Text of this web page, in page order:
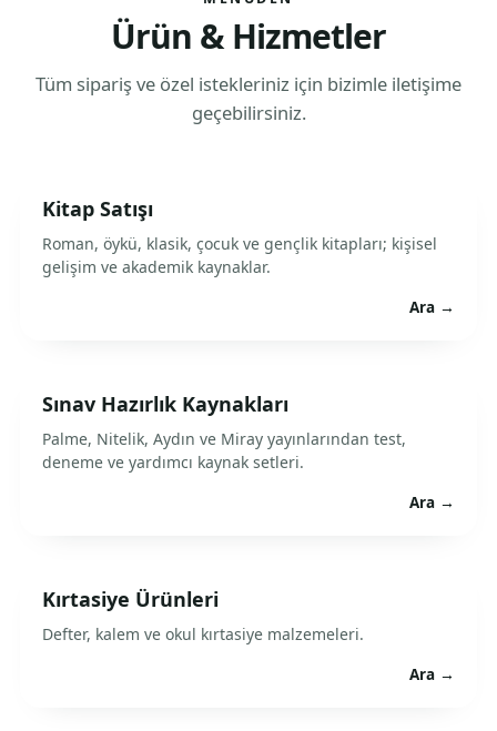
Ürün & Hizmetler
Tüm sipariş ve özel istekleriniz için bizimle iletişime
geçebilirsiniz.
Kitap Satışı
Roman, öykü, klasik, çocuk ve gençlik kitapları; kişisel
gelişim ve akademik kaynaklar.
Ara →
Sınav Hazırlık Kaynakları
Palme, Nitelik, Aydın ve Miray yayınlarından test,
deneme ve yardımcı kaynak setleri.
Ara →
Kırtasiye Ürünleri
Defter, kalem ve okul kırtasiye malzemeleri.
Ara →